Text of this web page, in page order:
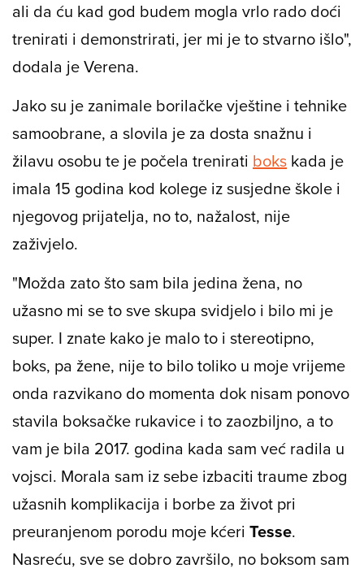
se kosilo s jahanjem vikendom. Profesoru sam
rekla da mi je jahanje veća ljubav od rukometa,
ali da ću kad god budem mogla vrlo rado doći
trenirati i demonstrirati, jer mi je to stvarno išlo",
dodala je Verena.
Jako su je zanimale borilačke vještine i tehnike
samoobrane, a slovila je za dosta snažnu i
žilavu osobu te je počela treniratibokskada je
imala 15 godina kod kolege iz susjedne škole i
njegovog prijatelja, no to, nažalost, nije
zaživjelo.
"Možda zato što sam bila jedina žena, no
užasno mi se to sve skupa svidjelo i bilo mi je
super. I znate kako je malo to i stereotipno,
boks, pa žene, nije to bilo toliko u moje vrijeme
onda razvikano do momenta dok nisam ponovo
stavila boksačke rukavice i to zaozbiljno, a to
vam je bila 2017. godina kada sam već radila u
vojsci. Morala sam iz sebe izbaciti traume zbog
užasnih komplikacija i borbe za život pri